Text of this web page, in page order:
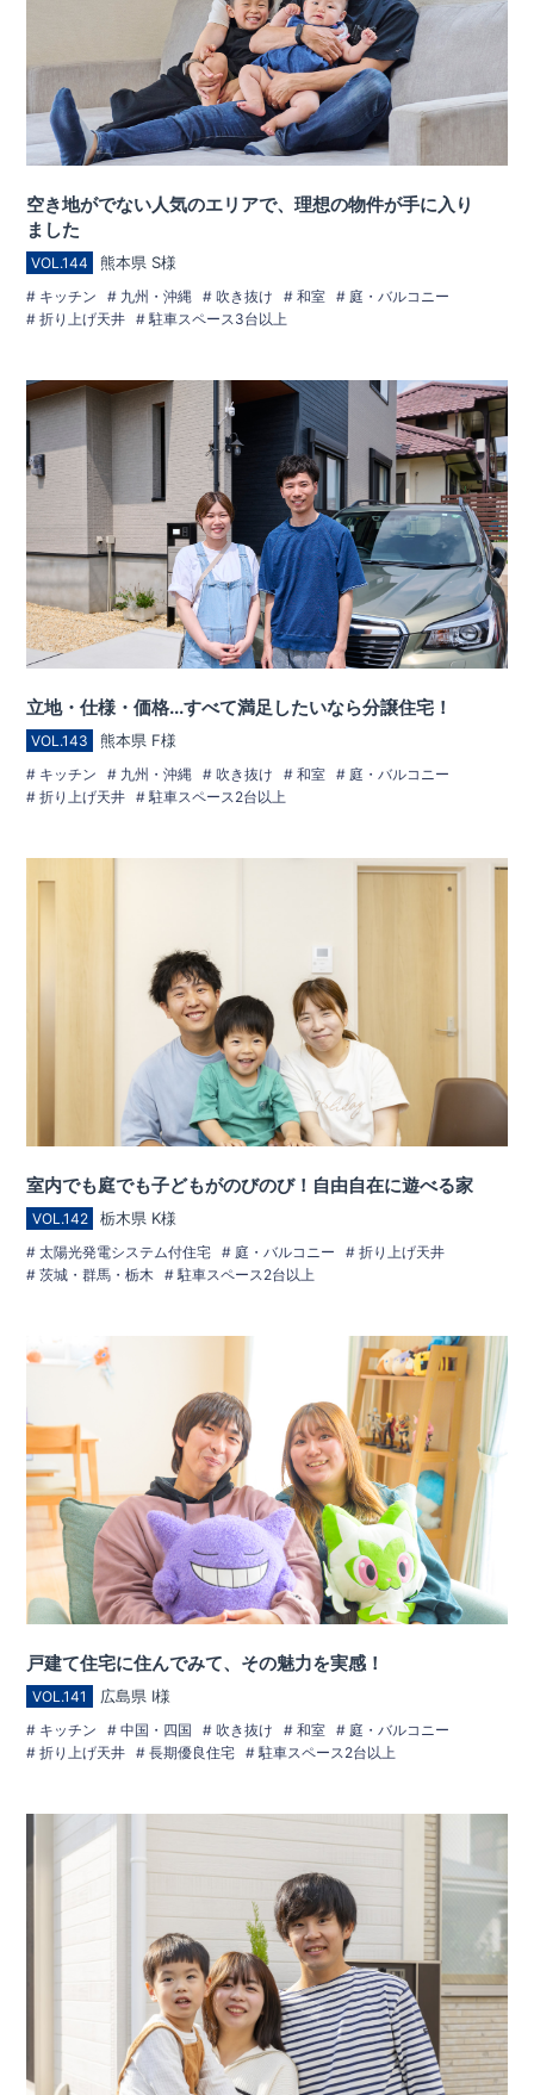
空き地がでない人気のエリアで、理想の物件が手に入り
ました
VOL.144 熊本県 S様
キッチン 九州・沖縄 吹き抜け 和室
庭・バルコニー
折り上げ天井
駐車スペース3台以上
立地・仕様・価格...すべて満足したいなら分譲住宅！
VOL.143 熊本県 F様
キッチン 九州・沖縄 吹き抜け 和室
庭・バルコニー
折り上げ天井
駐車スペース2台以上
室内でも庭でも子どもがのびのび！自由自在に遊べる家
VOL.142 栃木県 K様
太陽光発電システム付住宅 庭・バルコニー
折り上げ天井
茨城・群馬・栃木
駐車スペース2台以上
戸建て住宅に住んでみて、その魅力を実感！
VOL.141 広島県 I様
キッチン 中国・四国 吹き抜け 和室
庭・バルコニー
折り上げ天井
長期優良住宅 駐車スペース2台以上